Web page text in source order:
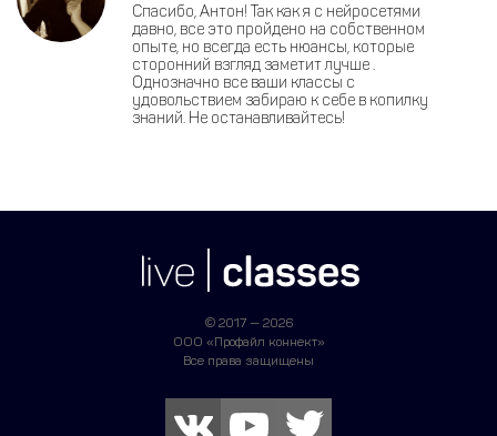
Спасибо, Антон! Так как я с нейросетями
давно, все это пройдено на собственном
опыте, но всегда есть нюансы, которые
сторонний взгляд заметит лучше .
Однозначно все ваши классы с
удовольствием забираю к себе в копилку
знаний. Не останавливайтесь!
© 2017 — 2026
ООО «Профайл коннект»
Все права защищены